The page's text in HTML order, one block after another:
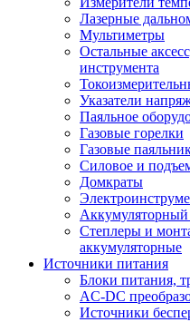
Лазерные
Мультиметры
Остальные
инструмента
Указатели
Паяльное
Газовые горелки
Газовые
Силовое и
Домкраты
Степлеры и
аккумуляторные
Источники питания
Блоки питания,
AC-DC
Источники